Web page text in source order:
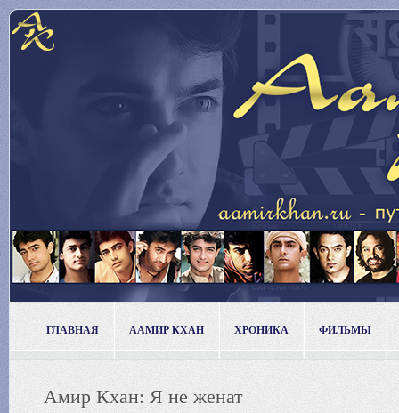
ГЛАВНАЯ ААМИР КХАН ХРОНИКА ФИЛЬМЫ
Амир Кхан: Я не женат